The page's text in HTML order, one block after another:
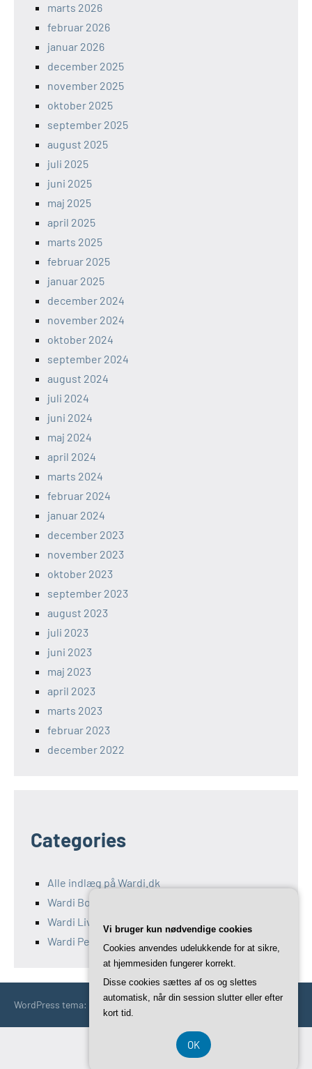
marts 2026
februar 2026
januar 2026
december 2025
november 2025
oktober 2025
september 2025
august 2025
juli 2025
juni 2025
maj 2025
april 2025
marts 2025
februar 2025
januar 2025
december 2024
november 2024
oktober 2024
september 2024
august 2024
juli 2024
juni 2024
maj 2024
april 2024
marts 2024
februar 2024
januar 2024
december 2023
november 2023
oktober 2023
september 2023
august 2023
juli 2023
juni 2023
maj 2023
april 2023
marts 2023
februar 2023
december 2022
Categories
Alle indlæg på Wardi.dk
Wardi Bolig
Wardi Livsstil
Wardi Penge
WordPress tema: Occasio by ThemeZee.
CVR 3740 7739
Vi bruger kun nødvendige cookies
Cookies anvendes udelukkende for at sikre,
at hjemmesiden fungerer korrekt.
Disse cookies sættes af os og slettes
automatisk, når din session slutter eller efter
kort tid.
OK